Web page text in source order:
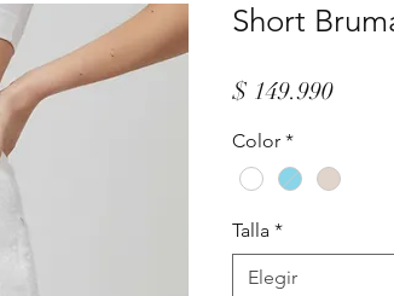
Short
$ 149.990
Color *
Talla *
Elegir